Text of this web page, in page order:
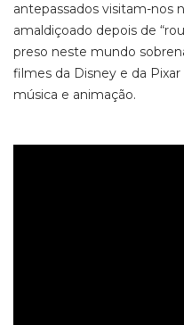
antepassados visitam-nos
amaldiçoado depois de
preso neste mundo
filmes da Disney e da
música e animação.